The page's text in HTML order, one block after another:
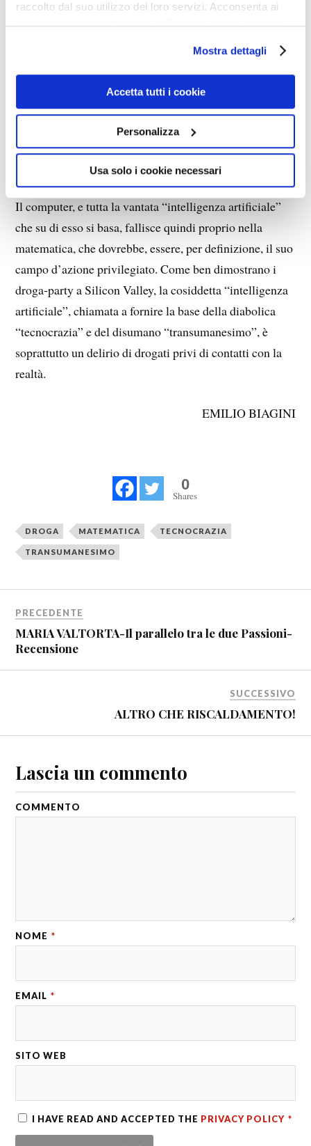
raccolto dal suo utilizzo dei loro servizi. Acconsenta ai
nostri cookie se continua ad utilizzare il nostro sito web.
Mostra dettagli
Accetta tutti i cookie
Personalizza
Usa solo i cookie necessari
fin dagli anni Sessanta, e poi vi ha lungamente lavorato
al Centro di calcolo della Oregon State University a
permanenza in quella sede come borsista Fulbright.
Verso la fine della sua carriera, il valente matematico ha
raggiunto le inevitabili conclusioni sul grande inganno e
lo ha coraggiosamente denunciato.
Il computer, e tutta la vantata “intelligenza artificiale”
che su di esso si basa, fallisce quindi proprio nella
matematica, che dovrebbe, essere, per definizione, il suo
campo d’azione privilegiato. Come ben dimostrano i
droga-party a Silicon Valley, la cosiddetta “intelligenza
artificiale”, chiamata a fornire la base della diabolica
“tecnocrazia” e del disumano “transumanesimo”, è
soprattutto un delirio di drogati privi di contatti con la
realtà.
EMILIO BIAGINI
0
Shares
DROGA MATEMATICA TECNOCRAZIA
TRANSUMANESIMO
PRECEDENTE
MARIA VALTORTA-Il parallelo tra le due Passioni-
Recensione
SUCCESSIVO
ALTRO CHE RISCALDAMENTO!
Lascia un commento
COMMENTO
NOME *
EMAIL *
SITO WEB
I HAVE READ AND ACCEPTED THE PRIVACY POLICY *